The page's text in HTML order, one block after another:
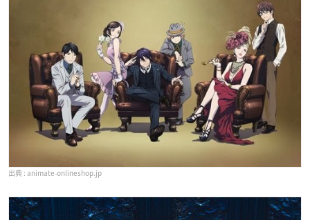
animate-onlineshop.jp